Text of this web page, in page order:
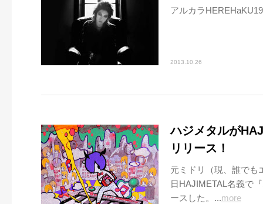
アルカラ
2013.10.26
ハジメタルが
リリース！
元ミドリ（現、誰でも
日HAJIMETAL名義で
ースした。...more